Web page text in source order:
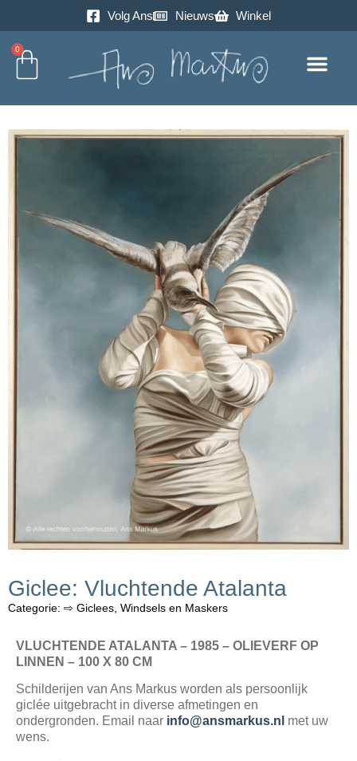
Volg Ans Nieuws Winkel
0
Giclee: Vluchtende Atalanta
Categorie: ⇨ Giclees Windsels en Maskers
VLUCHTENDE ATALANTA – 1985 – OLIEVERF OP
LINNEN – 100 X 80 CM
Schilderijen van Ans Markus worden als persoonlijk
giclée uitgebracht in diverse afmetingen en
ondergronden. Email naar info@ansmarkus.nl met uw
wens.